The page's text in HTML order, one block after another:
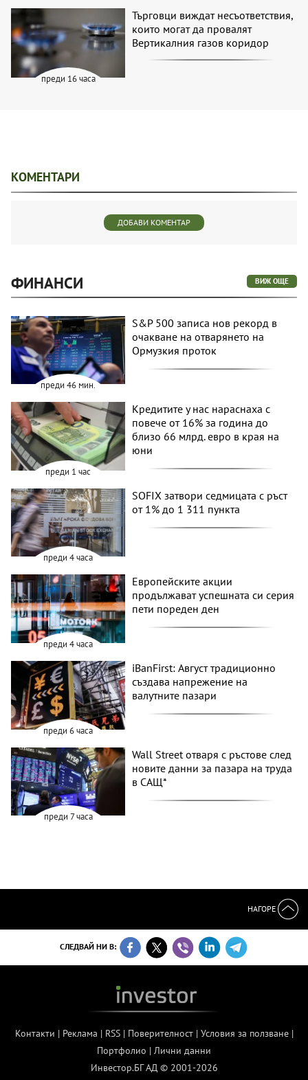
преди 16 часа
Търговци виждат несъответствия,
които могат да провалят
Вертикалния газов коридор
КОМЕНТАРИ
ДОБАВИ КОМЕНТАР
ФИНАНСИ ВИЖ ОЩЕ
преди 46 мин.
S&P 500 записа нов рекорд в
очакване на отварянето на
Ормузкия проток
преди 1 час
Кредитите у нас нараснаха с
повече от 16% за година до
близо 66 млрд. евро в края на
юни
преди 4 часа
SOFIX затвори седмицата с ръст
от 1% до 1 311 пункта
преди 4 часа
Европейските акции
продължават успешната си серия
пети пореден ден
преди 6 часа
iBanFirst: Август традиционно
създава напрежение на
валутните пазари
преди 7 часа
Wall Street отваря с ръстове след
новите данни за пазара на труда
в САЩ*
НАГОРЕ
СЛЕДВАЙ НИ В:
Контакти | Реклама | RSS| Поверителност| Условия за ползване|
Портфолио | Лични данни
Инвестор.БГ АД © 2001-2026